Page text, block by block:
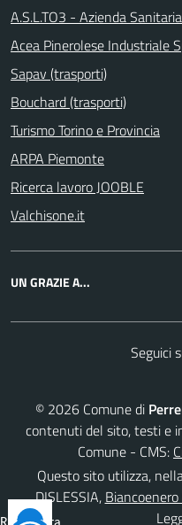
A.S.L.TO3 - Azienda
Acea Pinerolese Industriale
Sapav (trasporti)
Bouchard (trasporti)
Turismo Torino e Provincia
ARPA Piemonte
Ricerca lavoro JOOBLE
Valchisone.it
UN GRAZIE A...
Seguici
© 2026 Comune di
contenuti del sito, testi e
Comune - CMS:
Questo sito utilizza,
DISLESSIA,